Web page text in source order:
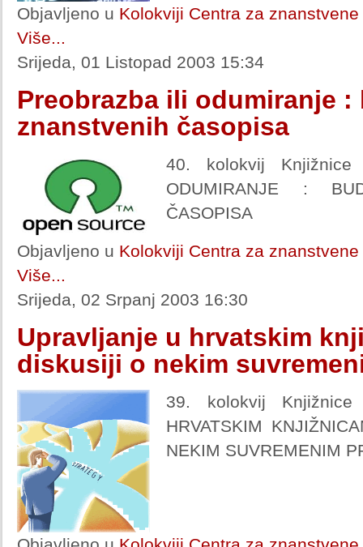
Objavljeno u Kolokviji Centra za
Više...
Srijeda, 01 Listopad 2003 15:34
Preobrazba ili odumiranje
znanstvenih časopisa
40. kolokvij Knjižnice
ODUMIRANJE :
ČASOPISA
Objavljeno u Kolokviji Centra za
Više...
Srijeda, 02 Srpanj 2003 16:30
Upravljanje u hrvatskim
diskusiji o nekim
39. kolokvij Knjižnice
HRVATSKIM
NEKIM SUVREMENIM